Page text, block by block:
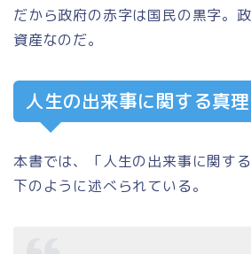
だから政府の赤字は国民の黒字。
資産なのだ。
人生の出来事に関する真
本書では、 「人生の出来事に関する
下のように述べられている。